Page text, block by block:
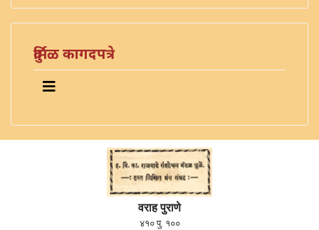
दुर्मिळ कागदपत्रे
वराह पुराणे
४१० पु. १००